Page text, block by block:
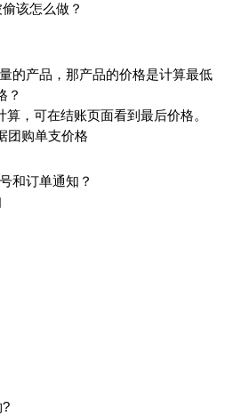
该怎么做？
的产品，那产品的价格是计算最低
？
，可在结账页面看到最后价格。
团购单支价格
和订单通知？
?